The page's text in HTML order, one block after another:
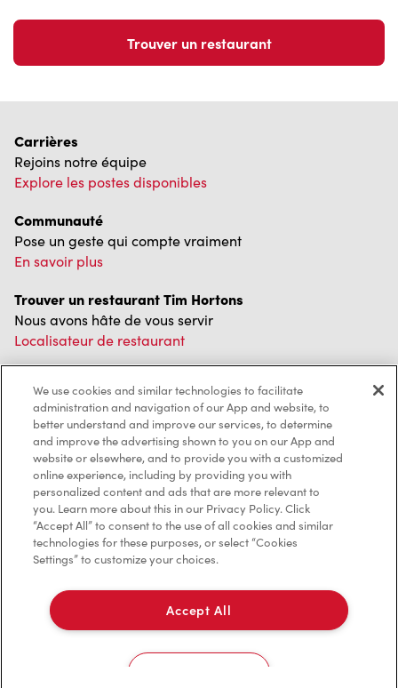
Trouver un restaurant
Carrières
Rejoins notre équipe
Explore les postes disponibles
Communauté
Pose un geste qui compte vraiment
En savoir plus
Trouver un restaurant Tim Hortons
Nous avons hâte de vous servir
Localisateur de restaurant
Franchisage
Investisseurs
Communiquer avec nous
Foire aux questions
Politique de confidentialité
Conditions de service
Marques de commerce
We use cookies and similar technologies to facilitate
administration and navigation of our App and website, to
better understand and improve our services, to determine
and improve the advertising shown to you on our App and
website or elsewhere, and to provide you with a customized
online experience, including by providing you with
personalized content and ads that are more relevant to
you. Learn more about this in our Privacy Policy. Click
“Accept All” to consent to the use of all cookies and similar
technologies for these purposes, or select “Cookies
Settings” to customize your choices.
Accept All